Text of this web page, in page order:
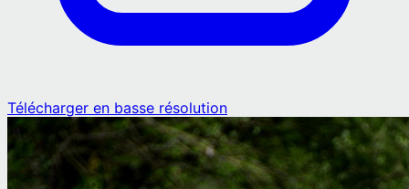
Télécharger en basse résolution